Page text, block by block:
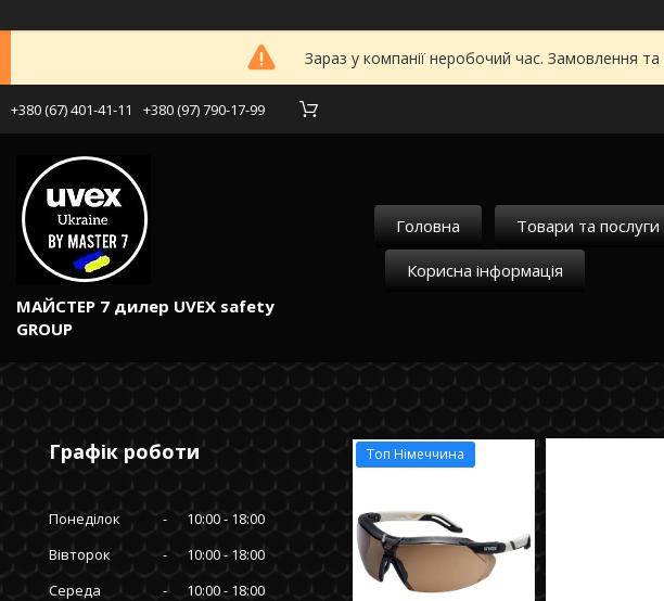
Зараз у компанії неробочий час. Замовлення
+380 (67) 401-41-11 +380 (97) 790-17-99
МАЙСТЕР 7 дилер UVEX safety
GROUP
Головна Товари та послуги
Корисна інформація
Графік роботи
Понеділок 10:00
18:00
Вівторок
10:00
18:00
Середа
10:00
18:00
Топ Німеччина